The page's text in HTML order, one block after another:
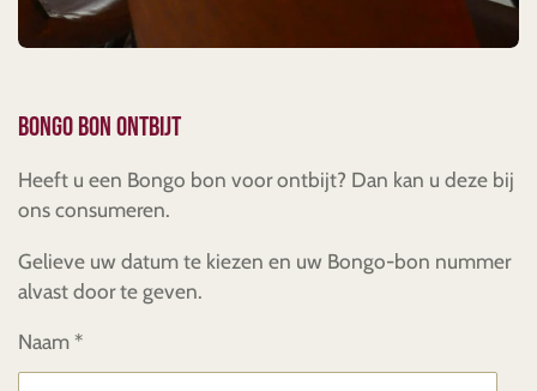
Bongo bon ontbijt
Heeft u een Bongo bon voor ontbijt? Dan kan u deze bij
ons consumeren.
Gelieve uw datum te kiezen en uw Bongo-bon nummer
alvast door te geven.
Naam *